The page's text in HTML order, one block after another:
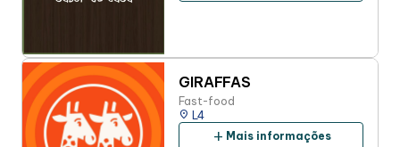
GIRAFFAS
Fast-food
place L4
add Mais informações